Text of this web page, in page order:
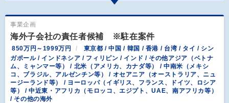
事業企画
海外子会社の責任者候補 ※駐在案件
850万円～1999万円
東京都 / 中国 / 韓国 / 香港 / 台湾 / タイ / シン
ガポール / インドネシア / フィリピン / インド / その他アジア（ベトナ
ム、ミャンマー等） / 北米（アメリカ、カナダ等） / 中南米（メキシ
コ、ブラジル、アルゼンチン等） / オセアニア（オーストラリア、ニュ
ージーランド等） / ヨーロッパ（イギリス、フランス、ドイツ、ロシア
等） / 中近東・アフリカ（モロッコ、エジプト、UAE、南アフリカ等）
/ その他の海外